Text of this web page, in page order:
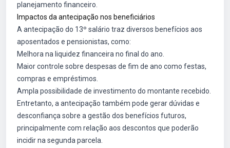
planejamento financeiro.
Impactos da antecipação nos beneficiários
A antecipação do 13º salário traz diversos benefícios aos
aposentados e pensionistas, como:
Melhora na liquidez financeira no final do ano.
Maior controle sobre despesas de fim de ano como festas,
compras e empréstimos.
Ampla possibilidade de investimento do montante recebido.
Entretanto, a antecipação também pode gerar dúvidas e
desconfiança sobre a gestão dos benefícios futuros,
principalmente com relação aos descontos que poderão
incidir na segunda parcela.